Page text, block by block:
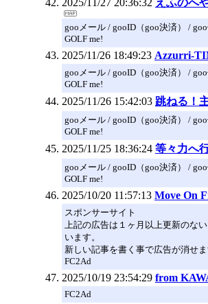
gooメール / gooID（goo決済） /
GOLF me!
2025/11/26 18:49:23 Azzurri-
gooメール / gooID（goo決済） /
GOLF me!
2025/11/26 15:42:03 跳ねる！
gooメール / gooID（goo決済） /
GOLF me!
2025/11/25 18:36:24 等々力へ
gooメール / gooID（goo決済） /
GOLF me!
2025/10/20 11:57:13 Move On
スポンサーサイト
上記の広告は１ヶ月以上更新のな
います。
新しい記事を書く事で広告が消せま
FC2Ad
2025/10/19 23:54:29 from
FC2Ad